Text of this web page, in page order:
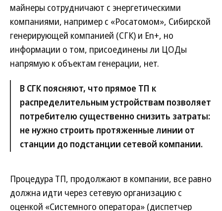
майнеры сотрудничают с энергетическими
компаниями, например с «Росатомом», Сибирской
генерирующей компанией (СГК) и En+, но
информации о том, присоединены ли ЦОДы
напрямую к объектам генерации, нет.
В СГК поясняют, что прямое ТП к
распределительным устройствам позволяет
потребителю существенно снизить затраты:
не нужно строить протяженные линии от
станции до подстанции сетевой компании.
Процедура ТП, продолжают в компании, все равно
должна идти через сетевую организацию с
оценкой «Системного оператора» (диспетчер